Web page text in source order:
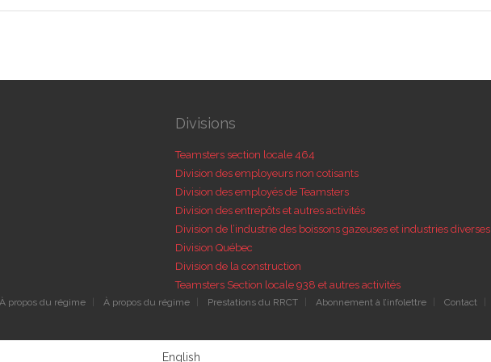
Divisions
Teamsters section locale 464
Division des employeurs non cotisants
Division des employés de Teamsters
Division des entrepôts et autres activités
Division de l’industrie des boissons gazeuses et industries diverses
Division Québec
Division de la construction
Teamsters Section locale 938 et autres activités
À propos du régime À propos du régime Prestations du RRCT Abonnement à l’infolettre Contact
English